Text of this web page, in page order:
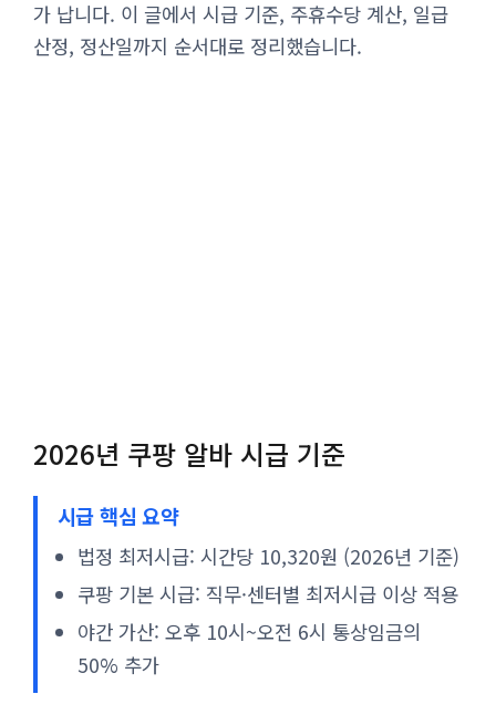
가 납니다. 이 글에서 시급 기준, 주휴수당 계산, 일급
산정, 정산일까지 순서대로 정리했습니다.
2026년 쿠팡 알바 시급 기준
시급 핵심 요약
법정 최저시급: 시간당 10,320원 (2026년 기준)
쿠팡 기본 시급: 직무·센터별 최저시급 이상 적용
야간 가산: 오후 10시~오전 6시 통상임금의
50% 추가